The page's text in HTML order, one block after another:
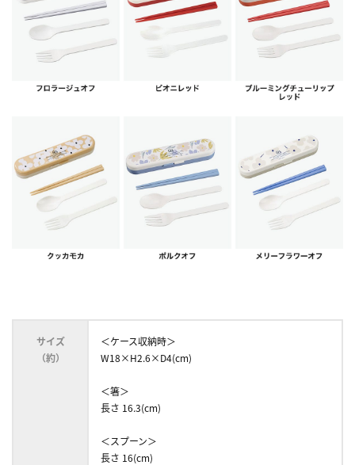
サイズ
（約）
＜ケース収納時＞
W18×H2.6×D4(cm)
＜箸＞
長さ 16.3(cm)
＜スプーン＞
長さ 16(cm)